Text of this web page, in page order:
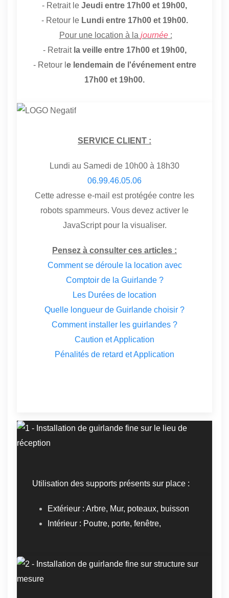
- Retrait le Jeudi entre 17h00 et 19h00,
- Retour leLundi entre 17h00 et 19h00.
Pour une location à la journée:
- Retrait la veille entre 17h00 et 19h00,
- Retour l e lendemain de l'événement entre
17h00 et 19h00.
SERVICE CLIENT :
Lundi au Samedi de 10h00 à 18h30
06.99.46.05.06
Cette adresse e-mail est protégée contre les
robots spammeurs. Vous devez activer le
JavaScript pour la visualiser.
Pensez à consulter ces articles :
Comment se déroule la location avec
Comptoir de la Guirlande ?
Les Durées de location
Quelle longueur de Guirlande choisir ?
Comment installer les guirlandes ?
Caution et Application
Pénalités de retard et Application
Utilisation des supports présents sur place :
Extérieur : Arbre, Mur, poteaux, buisson
Intérieur : Poutre, porte, fenêtre,